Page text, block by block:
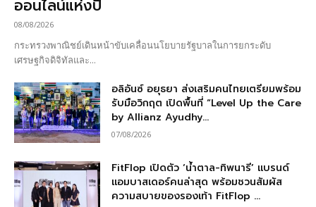
ออนไลน์แห่งปี
08/08/2026
กระทรวงพาณิชย์เดินหน้าขับเคลื่อนนโยบายรัฐบาลในการยกระดับ
เศรษฐกิจดิจิทัลและ...
อลิอันซ์ อยุธยา ส่งเสริมคนไทยเตรียมพร้อม
รับมือวิกฤต เปิดพื้นที่ “Level Up the Care
by Allianz Ayudhy...
07/08/2026
FitFlop เปิดตัว ‘น้ำตาล-ทิพนารี’ แบรนด์
แอมบาสเดอร์คนล่าสุด พร้อมชวนสัมผัส
ความสบายของรองเท้า FitFlop ...